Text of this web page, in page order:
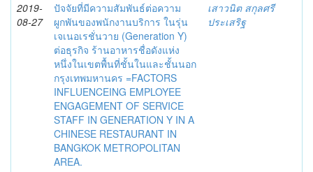
2019-
08-27
ปัจจัยที่มีความสัมพันธ์ต่อความ
ผูกพันของพนักงานบริการ ในรุ่น
เจเนอเรชั่นวาย (Generation Y)
ต่อธุรกิจ ร้านอาหารชื่อดังแห่ง
หนึ่งในเขตพื้นที่ชั้นในและชั้นนอก
กรุงเทพมหานคร =FACTORS
INFLUENCEING EMPLOYEE
ENGAGEMENT OF SERVICE
STAFF IN GENERATION Y IN A
CHINESE RESTAURANT IN
BANGKOK METROPOLITAN
AREA.
เสาวนิต สกุลศรี
ประเสริฐ